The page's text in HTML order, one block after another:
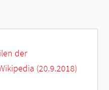
der
(20.9.2018)